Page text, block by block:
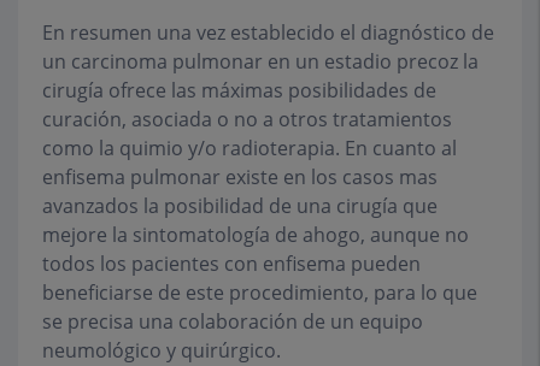
En resumen una vez establecido el diagnóstico de
un carcinoma pulmonar en un estadio precoz la
cirugía ofrece las máximas posibilidades de
curación, asociada o no a otros tratamientos
como la quimio y/o radioterapia. En cuanto al
enfisema pulmonar existe en los casos mas
avanzados la posibilidad de una cirugía que
mejore la sintomatología de ahogo, aunque no
todos los pacientes con enfisema pueden
beneficiarse de este procedimiento, para lo que
se precisa una colaboración de un equipo
neumológico y quirúrgico.